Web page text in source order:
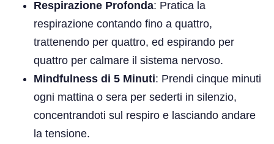
Respirazione Profonda: Pratica la
respirazione contando fino a quattro,
trattenendo per quattro, ed espirando per
quattro per calmare il sistema nervoso.
Mindfulness di 5 Minuti: Prendi cinque minuti
ogni mattina o sera per sederti in silenzio,
concentrandoti sul respiro e lasciando andare
la tensione.